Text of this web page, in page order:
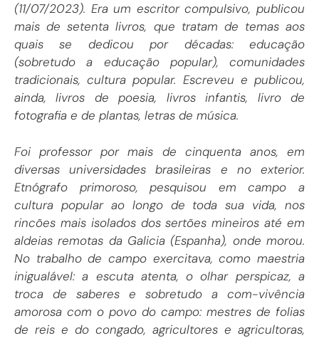
(11/07/2023). Era um escritor compulsivo, publicou
mais de setenta livros, que tratam de temas aos
quais se dedicou por décadas: educação
(sobretudo a educação popular), comunidades
tradicionais, cultura popular. Escreveu e publicou,
ainda, livros de poesia, livros infantis, livro de
fotografia e de plantas, letras de música.
Foi professor por mais de cinquenta anos, em
diversas universidades brasileiras e no exterior.
Etnógrafo primoroso, pesquisou em campo a
cultura popular ao longo de toda sua vida, nos
rincões mais isolados dos sertões mineiros até em
aldeias remotas da Galicia (Espanha), onde morou.
No trabalho de campo exercitava, como maestria
inigualável: a escuta atenta, o olhar perspicaz, a
troca de saberes e sobretudo a com-vivência
amorosa com o povo do campo: mestres de folias
de reis e do congado, agricultores e agricultoras,